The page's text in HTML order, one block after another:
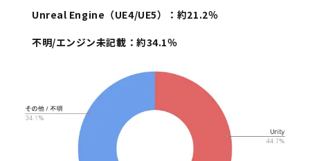
Unreal Engine（UE4/UE5）：約21.2％
不明/エンジン未記載：約34.1％